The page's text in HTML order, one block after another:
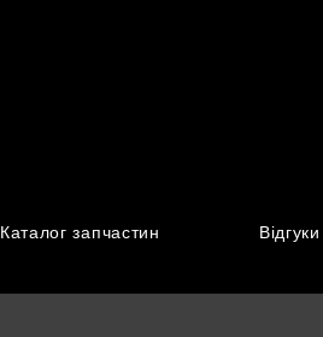
Каталог запчастин Відгуки